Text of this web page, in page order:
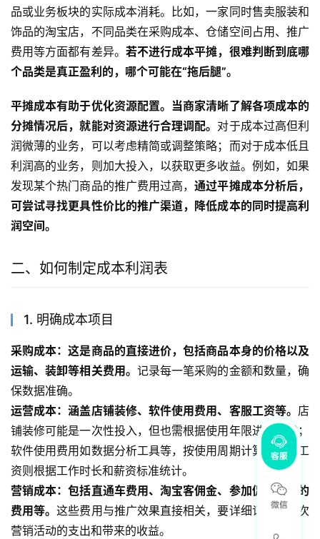
品或业务板块的实际成本消耗。比如，一家同时售卖服装和
饰品的淘宝店，不同品类在采购成本、仓储空间占用、推广
费用等方面都有差异。 若不进行成本平摊，很难判断到底哪
个品类是真正盈利的，哪个可能在“拖后腿”。
平摊成本有助于优化资源配置。当商家清晰了解各项成本的
分摊情况后，就能对资源进行合理调配。 对于成本过高但利
润微薄的业务，可以考虑精简或调整策略；而对于成本低且
利润高的业务，则加大投入，以获取更多收益。例如，如果
发现某个热门商品的推广费用过高，通过平摊成本分析后，
可尝试寻找更具性价比的推广渠道，降低成本的同时提高利
润空间。
二、如何制定成本利润表
1. 明确成本项目
采购成本：这是商品的直接进价，包括商品本身的价格以及
运输、装卸等相关费用。 记录每一笔采购的金额和数量，确
保数据准确。
运营成本：涵盖店铺装修、软件使用费用、客服工资等。 店
铺装修可能是一次性投入，但也需根据使用年限进行分摊；
软件使用费用如数据分析工具等，按使用周期计算；客服工
资则根据工作时长和薪资标准统计。
营销成本：包括直通车费用、淘宝客佣金、参加促销活动的
费用等。这些费用与推广效果直接相关，要详细记录每一次
营销活动的支出和带来的收益。